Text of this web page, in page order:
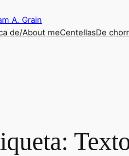
A. Grain
de/About meCentellasDe